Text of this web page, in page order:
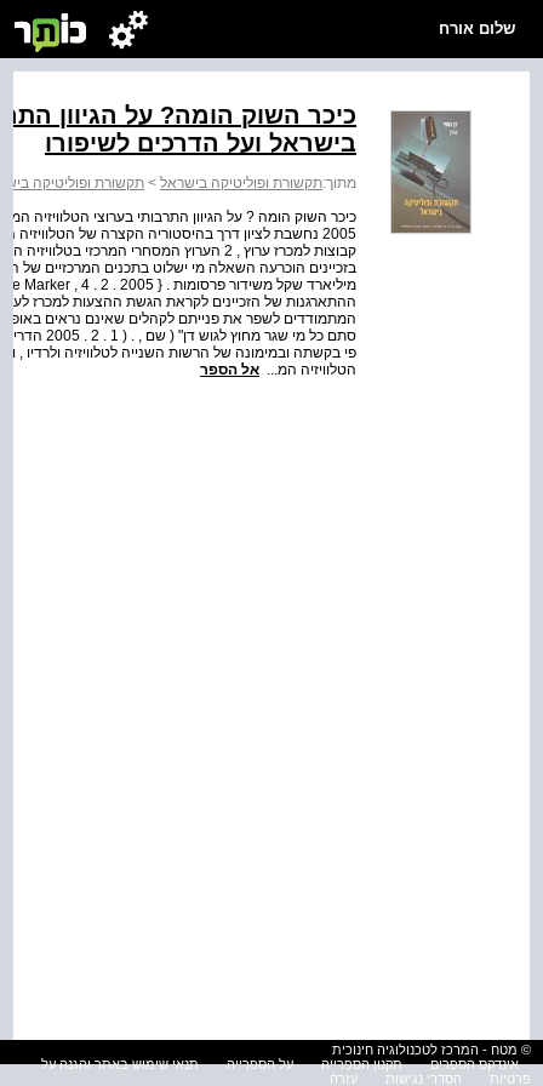
שלום אורח
כיכר השוק הומה? על הגיוון
בישראל ועל הדרכים לשיפורו
מתוך:תקשורת ופוליטיקה בישראל > תקשורת ופוליטיקה
כיכר השוק הומה ? על הגיוון התרבותי בערוצי הטלוויזיה
המתמודדים לשפר את פנייתם לקהלים שאינם נראים באופן
סתם כל מי
פי בקשתה ובמימונה של הרשות השנייה לטלוויזיה ולרדיו ,
הטלוויזיה המ... אל הספר
© מטח - המרכז לטכנולוגיה חינוכית
אינדקס הספרים
תקנון הספרייה על הספרייה
תנאי שימוש באתר והגנה על
פרטיות
הסדרי נגישות עזרה